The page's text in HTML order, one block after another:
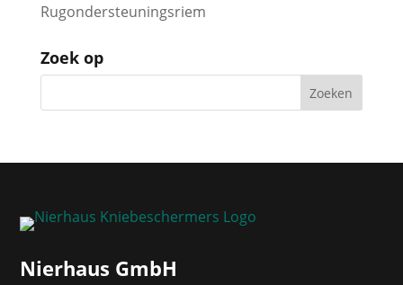
Rugondersteuningsriem
Zoek op
Nierhaus GmbH